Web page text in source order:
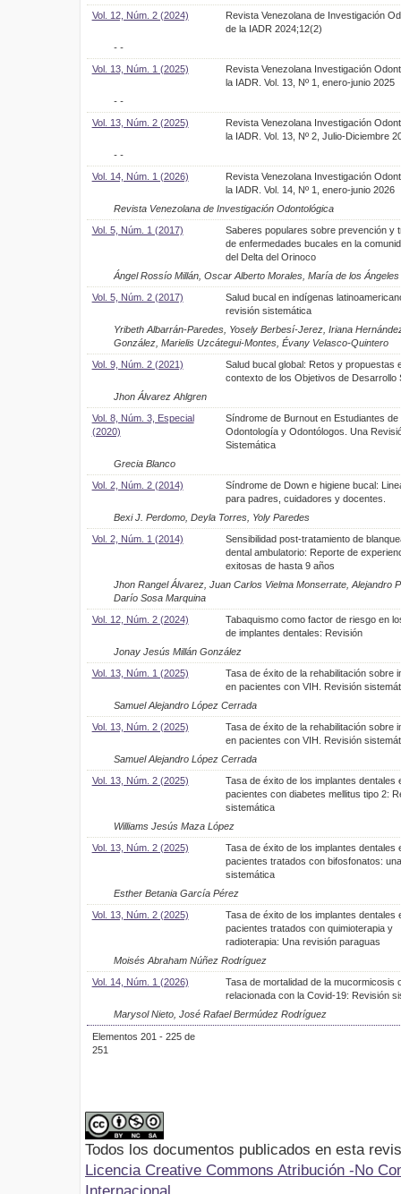
Vol. 12, Núm. 2 (2024)
Revista Venezolana de Investigación
de la IADR 2024;12(2)
- -
Vol. 13, Núm. 1 (2025)
Revista Venezolana Investigación
la IADR. Vol. 13, Nº 1, enero-junio 2025
- -
Vol. 13, Núm. 2 (2025)
Revista Venezolana Investigación
la IADR. Vol. 13, Nº 2, Julio-Diciembre
- -
Vol. 14, Núm. 1 (2026)
Revista Venezolana Investigación
la IADR. Vol. 14, Nº 1, enero-junio 2026
Revista Venezolana de Investigación Odontológica
Vol. 5, Núm. 1 (2017)
Saberes populares sobre prevención y
de enfermedades bucales en la
del Delta del Orinoco
Ángel Rossío Millán, Oscar Alberto Morales, María de los
Vol. 5, Núm. 2 (2017)
Salud bucal en indígenas
revisión sistemática
Yribeth Albarrán-Paredes, Yosely Berbesí-Jerez, Iriana
González, Marielis Uzcátegui-Montes, Évany Velasco-Quintero
Vol. 9, Núm. 2 (2021)
Salud bucal global: Retos y propuestas
contexto de los Objetivos de Desarrollo
Jhon Álvarez Ahlgren
Vol. 8, Núm. 3, Especial
(2020)
Síndrome de Burnout en Estudiantes de
Odontología y Odontólogos. Una
Sistemática
Grecia Blanco
Vol. 2, Núm. 2 (2014)
Síndrome de Down e higiene bucal:
para padres, cuidadores y docentes.
Bexi J. Perdomo, Deyla Torres, Yoly Paredes
Vol. 2, Núm. 1 (2014)
Sensibilidad post-tratamiento de
dental ambulatorio: Reporte de
exitosas de hasta 9 años
Jhon Rangel Álvarez, Juan Carlos Vielma Monserrate, Alejandro
Darío Sosa Marquina
Vol. 12, Núm. 2 (2024)
Tabaquismo como factor de riesgo en
de implantes dentales: Revisión
Jonay Jesús Millán González
Vol. 13, Núm. 1 (2025)
Tasa de éxito de la rehabilitación sobre
en pacientes con VIH. Revisión
Samuel Alejandro López Cerrada
Vol. 13, Núm. 2 (2025)
Tasa de éxito de la rehabilitación sobre
en pacientes con VIH. Revisión
Samuel Alejandro López Cerrada
Vol. 13, Núm. 2 (2025)
Tasa de éxito de los implantes dentales
pacientes con diabetes mellitus tipo 2:
sistemática
Williams Jesús Maza López
Vol. 13, Núm. 2 (2025)
Tasa de éxito de los implantes dentales
pacientes tratados con bifosfonatos:
sistemática
Esther Betania García Pérez
Vol. 13, Núm. 2 (2025)
Tasa de éxito de los implantes dentales
pacientes tratados con quimioterapia y
radioterapia: Una revisión paraguas
Moisés Abraham Núñez Rodríguez
Vol. 14, Núm. 1 (2026)
Tasa de mortalidad de la mucormicosis
relacionada con la Covid-19: Revisión
Marysol Nieto, José Rafael Bermúdez Rodríguez
Elementos 201 - 225 de
251
Todos los documentos publicados en esta
Licencia Creative Commons Atribución -No